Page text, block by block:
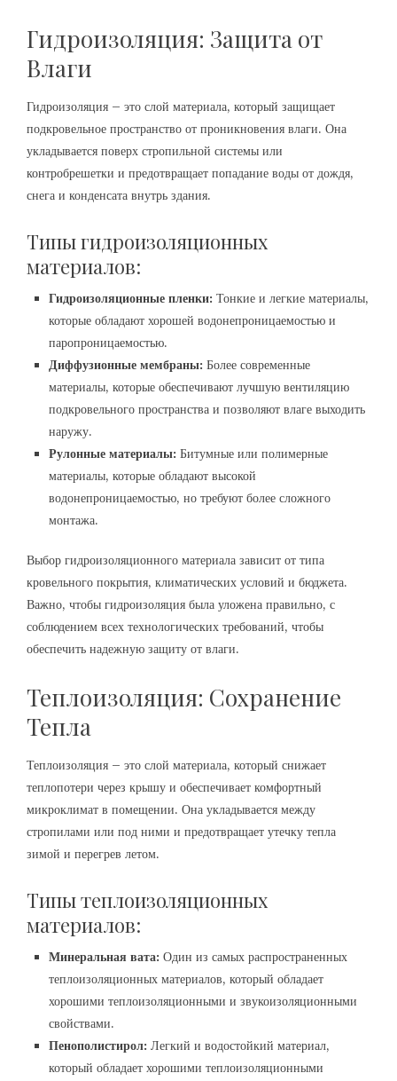
Гидроизоляция: Защита от
Влаги
Гидроизоляция – это слой материала, который защищает
подкровельное пространство от проникновения влаги. Она
укладывается поверх стропильной системы или
контробрешетки и предотвращает попадание воды от дождя,
снега и конденсата внутрь здания.
Типы гидроизоляционных
материалов:
Гидроизоляционные пленки: Тонкие и легкие материалы,
которые обладают хорошей водонепроницаемостью и
паропроницаемостью.
Диффузионные мембраны: Более современные
материалы, которые обеспечивают лучшую вентиляцию
подкровельного пространства и позволяют влаге выходить
наружу.
Рулонные материалы: Битумные или полимерные
материалы, которые обладают высокой
водонепроницаемостью, но требуют более сложного
монтажа.
Выбор гидроизоляционного материала зависит от типа
кровельного покрытия, климатических условий и бюджета.
Важно, чтобы гидроизоляция была уложена правильно, с
соблюдением всех технологических требований, чтобы
обеспечить надежную защиту от влаги.
Теплоизоляция: Сохранение
Тепла
Теплоизоляция – это слой материала, который снижает
теплопотери через крышу и обеспечивает комфортный
микроклимат в помещении. Она укладывается между
стропилами или под ними и предотвращает утечку тепла
зимой и перегрев летом.
Типы теплоизоляционных
материалов:
Минеральная вата: Один из самых распространенных
теплоизоляционных материалов, который обладает
хорошими теплоизоляционными и звукоизоляционными
свойствами.
Пенополистирол: Легкий и водостойкий материал,
который обладает хорошими теплоизоляционными